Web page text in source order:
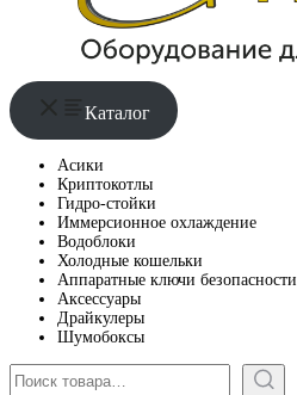
Каталог
Асики
Криптокотлы
Гидро-стойки
Иммерсионное охлаждение
Водоблоки
Холодные кошельки
Аппаратные ключи безопасности
Аксессуары
Драйкулеры
Шумобоксы
Поиск